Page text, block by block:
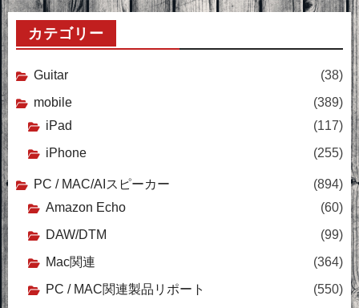
カテゴリー
Guitar
(38)
mobile
(389)
iPad
(117)
iPhone
(255)
PC / MAC/AIスピーカー
(894)
Amazon Echo
(60)
DAW/DTM
(99)
Mac関連
(364)
PC / MAC関連製品リポート
(550)